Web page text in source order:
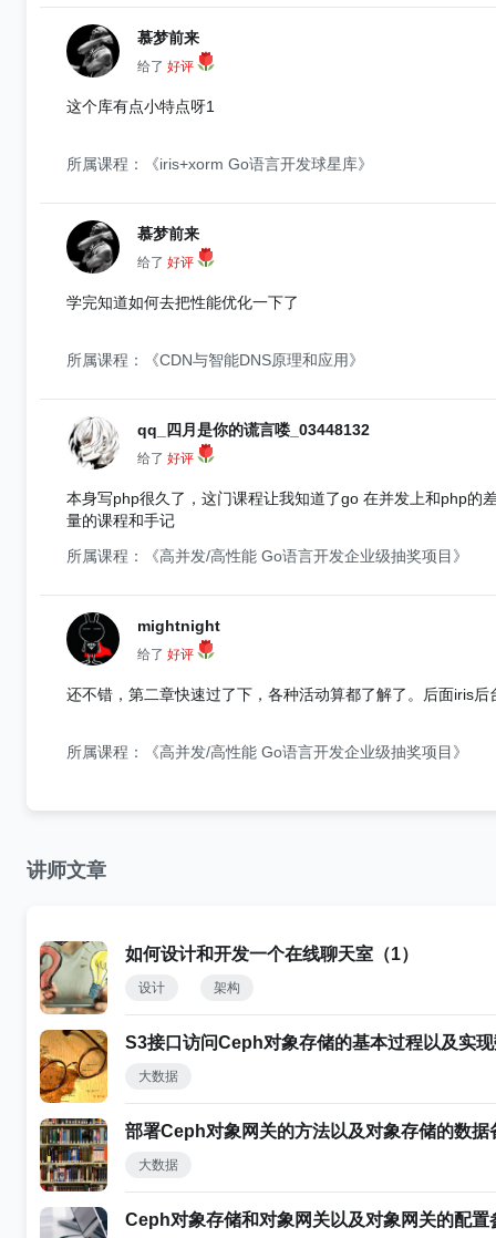
慕梦前来
给了 好评
这个库有点小特点呀1
所属课程：《iris+xorm Go语言开发球星库》
慕梦前来
给了 好评
学完知道如何去把性能优化一下了
所属课程：《CDN与智能DNS原理和应用》
qq_四月是你的谎言喽_03448132
给了 好评
本身写php很久了，这门课程让我知道了go 在并发上和php的
量的课程和手记
所属课程：《高并发/高性能 Go语言开发企业级抽奖项目》
mightnight
给了 好评
还不错，第二章快速过了下，各种活动算都了解了。后面iris
所属课程：《高并发/高性能 Go语言开发企业级抽奖项目》
讲师文章
如何设计和开发一个在线聊天室（1）
设计 架构
S3接口访问Ceph对象存储的基本过程以及实
大数据
部署Ceph对象网关的方法以及对象存储的数据
大数据
Ceph对象存储和对象网关以及对象网关的配置